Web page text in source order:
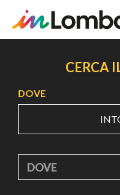
principale
CERCA
DOVE
DOVE